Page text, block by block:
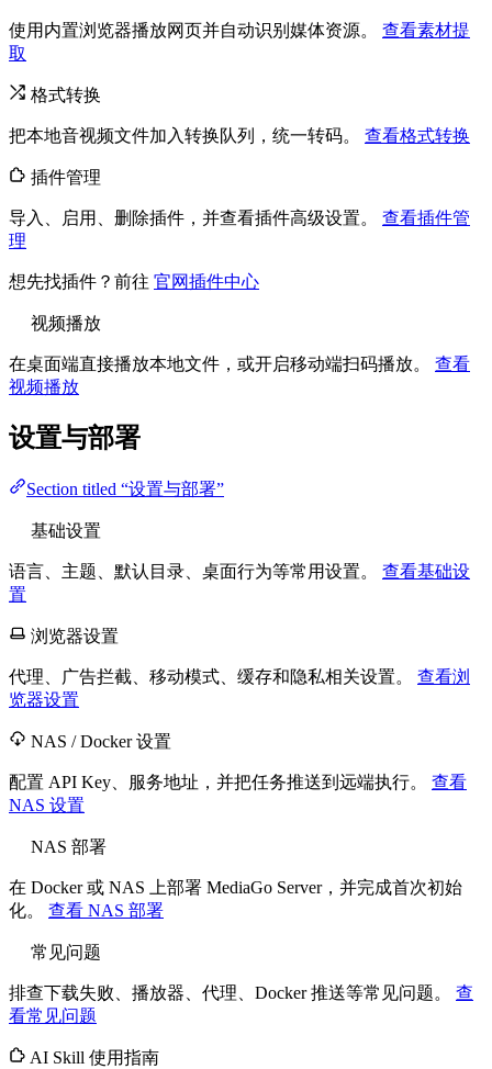
使用内置浏览器播放网页并自动识别媒体资源。 查看素材提
取
格式转换
把本地音视频文件加入转换队列，统一转码。 查看格式转换
插件管理
导入、启用、删除插件，并查看插件高级设置。 查看插件管
理
想先找插件？前往 官网插件中心
视频播放
在桌面端直接播放本地文件，或开启移动端扫码播放。 查看
视频播放
设置与部署
Section titled “设置与部署”
基础设置
语言、主题、默认目录、桌面行为等常用设置。 查看基础设
置
浏览器设置
代理、广告拦截、移动模式、缓存和隐私相关设置。 查看浏
览器设置
NAS / Docker 设置
配置 API Key、服务地址，并把任务推送到远端执行。 查看
NAS 设置
NAS 部署
在 Docker 或 NAS 上部署 MediaGo Server，并完成首次初始
化。 查看 NAS 部署
常见问题
排查下载失败、播放器、代理、Docker 推送等常见问题。 查
看常见问题
AI Skill 使用指南